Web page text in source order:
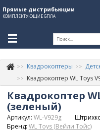
Прямые дистрибьюции
КОМПЛЕКТУЮЩИЕ БПЛА
+380507774092
Информация о компании
About Company
Квадрокоптеры
Квадрокоптер WL Toys
Квадрокоптер
(зеленый)
Артикул: WL-V929g
Бренд: WL Toys (Вейли Тойс)